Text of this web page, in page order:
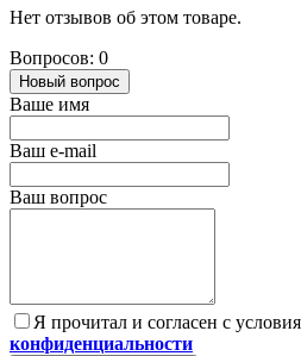
Нет отзывов об этом товаре.
Вопросов: 0
Новый вопрос
Ваше имя
Ваш e-mail
Ваш вопрос
Я прочитал и согласен с
конфиденциальности